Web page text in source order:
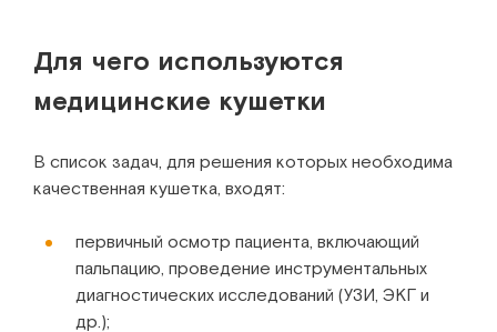
Для чего используются
медицинские кушетки
В список задач, для решения которых необходима
качественная кушетка, входят:
первичный осмотр пациента, включающий
пальпацию, проведение инструментальных
диагностических исследований (УЗИ, ЭКГ и
др.);